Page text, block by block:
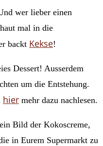
wer lieber einen
mal in die
backt Kekse!
Dessert! Ausserdem
um die Entstehung.
hier mehr dazu nachlesen.
Bild der Kokoscreme,
in Eurem Supermarkt zu